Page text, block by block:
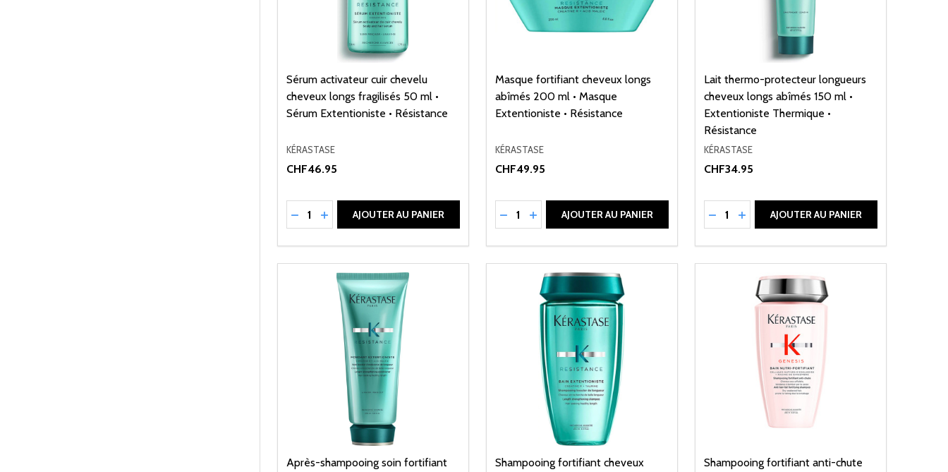
Sérum activateur cuir chevelu
cheveux longs fragilisés 50 ml •
Sérum Extentioniste • Résistance
KÉRASTASE
CHF46.95
Quantité:
RÉDUIRE LA QUANTITÉ DE UNDEFINED
AUGMENTER LA QUANTITÉ DE UNDEFINED
AJOUTER AU PANIER
Masque fortifiant cheveux longs
abîmés 200 ml • Masque
Extentioniste • Résistance
KÉRASTASE
CHF49.95
Quantité:
RÉDUIRE LA QUANTITÉ DE UNDEFINED
AUGMENTER LA QUANTITÉ DE UNDEFINED
AJOUTER AU PANIER
Lait thermo-protecteur longueurs
cheveux longs abîmés 150 ml •
Extentioniste Thermique •
Résistance
KÉRASTASE
CHF34.95
Quantité:
RÉDUIRE LA QUANTITÉ DE UNDEFINED
AUGMENTER LA QUANTITÉ DE
AJOUTER AU PANIER
Après-shampooing soin fortifiant
Shampooing fortifiant cheveux
Shampooing fortifiant anti-chute